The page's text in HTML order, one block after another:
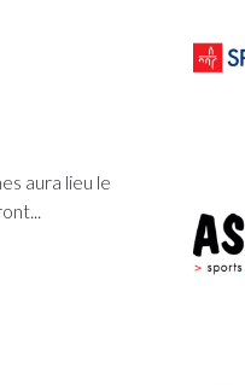
aura lieu le